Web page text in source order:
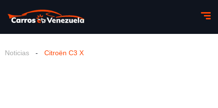
Noticias - Citroën C3 X